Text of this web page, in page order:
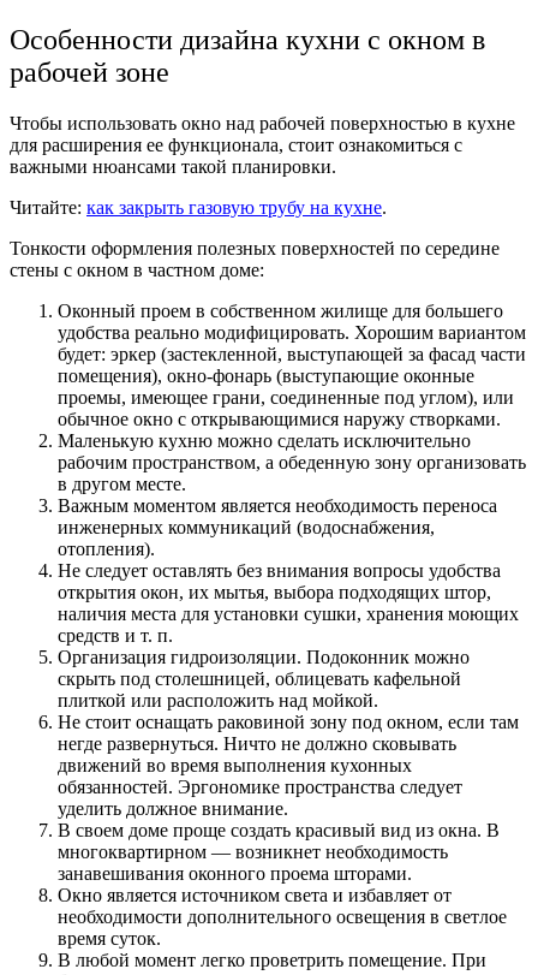
Особенности дизайна кухни с окном в
рабочей зоне
Чтобы использовать окно над рабочей поверхностью в кухне
для расширения ее функционала, стоит ознакомиться с
важными нюансами такой планировки.
Читайте: как закрыть газовую трубу на кухне.
Тонкости оформления полезных поверхностей по середине
стены с окном в частном доме:
Оконный проем в собственном жилище для большего
удобства реально модифицировать. Хорошим вариантом
будет: эркер (застекленной, выступающей за фасад части
помещения), окно-фонарь (выступающие оконные
проемы, имеющее грани, соединенные под углом), или
обычное окно с открывающимися наружу створками.
Маленькую кухню можно сделать исключительно
рабочим пространством, а обеденную зону организовать
в другом месте.
Важным моментом является необходимость переноса
инженерных коммуникаций (водоснабжения,
отопления).
Не следует оставлять без внимания вопросы удобства
открытия окон, их мытья, выбора подходящих штор,
наличия места для установки сушки, хранения моющих
средств и т. п.
Организация гидроизоляции. Подоконник можно
скрыть под столешницей, облицевать кафельной
плиткой или расположить над мойкой.
Не стоит оснащать раковиной зону под окном, если там
негде развернуться. Ничто не должно сковывать
движений во время выполнения кухонных
обязанностей. Эргономике пространства следует
уделить должное внимание.
В своем доме проще создать красивый вид из окна. В
многоквартирном — возникнет необходимость
занавешивания оконного проема шторами.
Окно является источником света и избавляет от
необходимости дополнительного освещения в светлое
время суток.
В любой момент легко проветрить помещение. При